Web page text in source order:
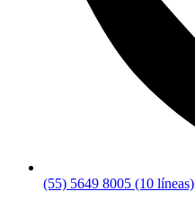
(55) 5649 8005 (10 líneas)